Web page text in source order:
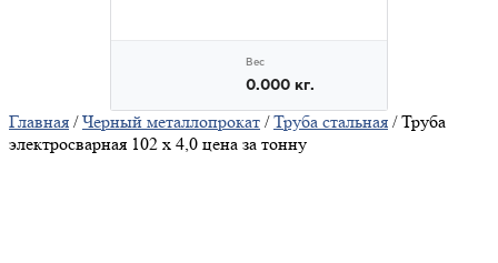
Главная /Черный металлопрокат /Труба стальная / Труба
электросварная 102 х 4,0 цена за тонну